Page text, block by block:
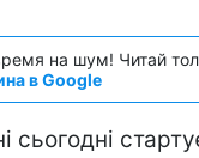
на шум! Читай
в Google
сьогодні